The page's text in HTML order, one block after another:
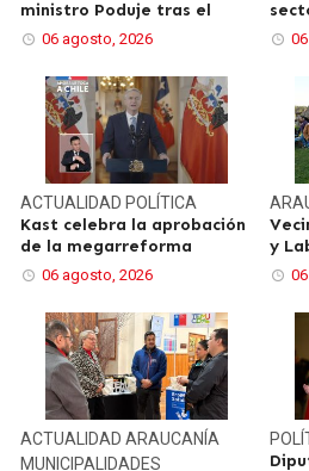
ministro Poduje tras el
06 agosto, 2026
ACTUALIDAD POLÍTICA
Kast celebra la aprobación
de la megarreforma
06 agosto, 2026
y
ACTUALIDADARAUCANÍA
MUNICIPALIDADES